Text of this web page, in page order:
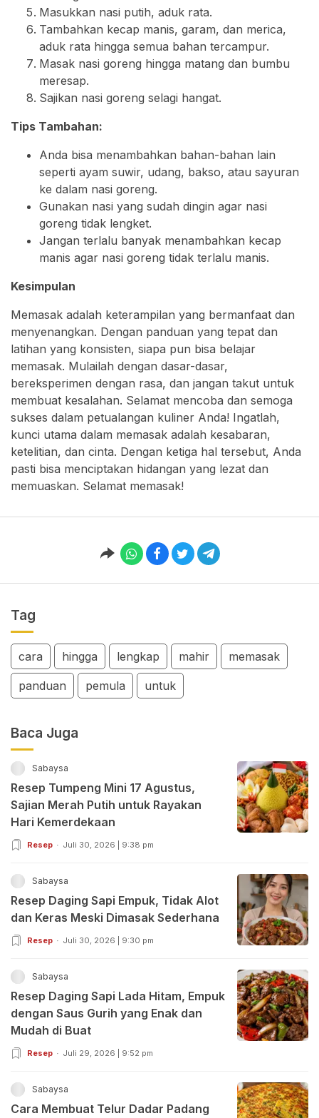
Masukkan nasi putih, aduk rata.
Tambahkan kecap manis, garam, dan merica,
aduk rata hingga semua bahan tercampur.
Masak nasi goreng hingga matang dan bumbu
meresap.
Sajikan nasi goreng selagi hangat.
Tips Tambahan:
Anda bisa menambahkan bahan-bahan lain
seperti ayam suwir, udang, bakso, atau sayuran
ke dalam nasi goreng.
Gunakan nasi yang sudah dingin agar nasi
goreng tidak lengket.
Jangan terlalu banyak menambahkan kecap
manis agar nasi goreng tidak terlalu manis.
Kesimpulan
Memasak adalah keterampilan yang bermanfaat dan
menyenangkan. Dengan panduan yang tepat dan
latihan yang konsisten, siapa pun bisa belajar
memasak. Mulailah dengan dasar-dasar,
bereksperimen dengan rasa, dan jangan takut untuk
membuat kesalahan. Selamat mencoba dan semoga
sukses dalam petualangan kuliner Anda! Ingatlah,
kunci utama dalam memasak adalah kesabaran,
ketelitian, dan cinta. Dengan ketiga hal tersebut, Anda
pasti bisa menciptakan hidangan yang lezat dan
memuaskan. Selamat memasak!
Tag
cara hingga lengkap mahir memasak
panduan pemula untuk
Baca Juga
Sabaysa
Resep Tumpeng Mini 17 Agustus,
Sajian Merah Putih untuk Rayakan
Hari Kemerdekaan
Resep Juli 30, 2026 | 9:38 pm
Sabaysa
Resep Daging Sapi Empuk, Tidak Alot
dan Keras Meski Dimasak Sederhana
Resep Juli 30, 2026 | 9:30 pm
Sabaysa
Resep Daging Sapi Lada Hitam, Empuk
dengan Saus Gurih yang Enak dan
Mudah di Buat
Resep Juli 29, 2026 | 9:52 pm
Sabaysa
Cara Membuat Telur Dadar Padang